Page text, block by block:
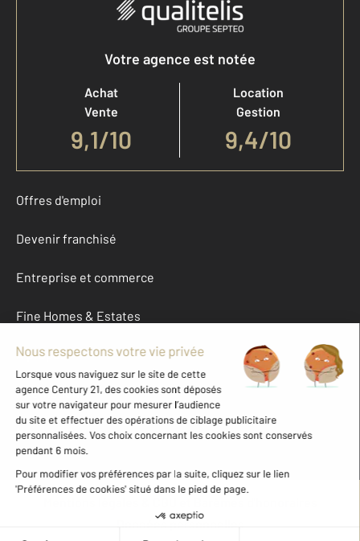
Votre agence est notée
Achat
Vente
9,1/10
Location
Gestion
9,4/10
Offres d'emploi
Devenir franchisé
Entreprise et commerce
Fine Homes & Estates
À propos
International
Nous contacter
Données personnelles